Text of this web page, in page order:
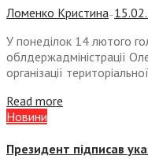
Ломенко Кристина —
У понеділок 14 лютого
облдержадміністрації
організації
Read more
Новини
Президент підписав